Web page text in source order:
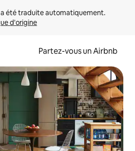
d'origine
Partez-vous un Airbnb